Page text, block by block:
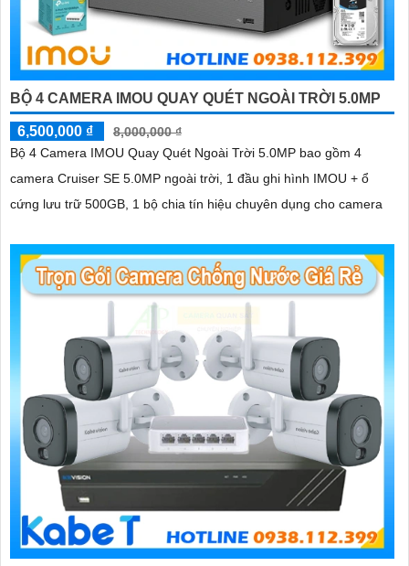
BỘ 4 CAMERA IMOU QUAY QUÉT NGOÀI TRỜI 5.0MP
6,500,000 ₫
8,000,000 ₫
Bộ 4 Camera IMOU Quay Quét Ngoài Trời 5.0MP bao gồm 4
camera Cruiser SE 5.0MP ngoài trời, 1 đầu ghi hình IMOU + ổ
cứng lưu trữ 500GB, 1 bộ chia tín hiệu chuyên dụng cho camera